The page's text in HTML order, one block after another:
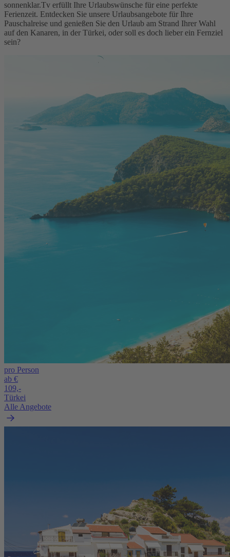
sonnenklar.Tv erfüllt Ihre Urlaubswünsche für eine perfekte
Ferienzeit. Entdecken Sie unsere Urlaubsangebote für Ihre
Pauschalreise und genießen Sie den Urlaub am Strand Ihrer Wahl
auf den Kanaren, in der Türkei, oder soll es doch lieber ein Fernziel
sein?
pro Person
ab €
109,-
Türkei
Alle Angebote